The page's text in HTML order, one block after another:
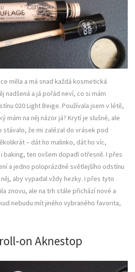
měla a má snad každá kosmetická
nadšená a já pořád neví, co si mám
020 Light Beige. Používala jsem v létě,
mám na něj názor já? Krytí je slušné, ale
stávalo, že mi zalézal do vrásek pod
– dát ho malinko, dát ho víc,
ten ovšem dopadl otřesně. I přes
a jedno poloprázdné světlejšího odstínu
aby vypadal vždy hezky. I přes tyto
znovu, ale na trh stále přichází nové a
nebudu mít jiného vybraného favorita,
on Aknestop